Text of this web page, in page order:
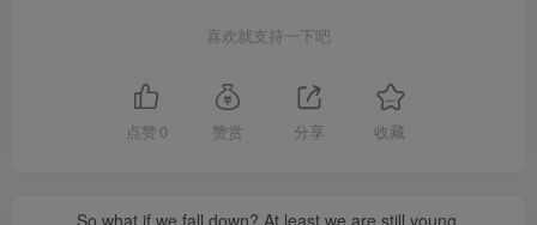
喜欢就支持一下吧
点赞 0 赞赏 分享 收藏
So what if we fall down? At least we are still young.